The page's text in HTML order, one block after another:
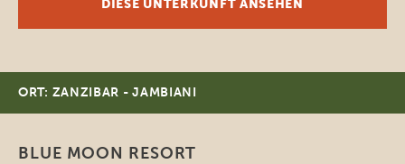
DIESE UNTERKUNFT ANSEHEN
ORT: ZANZIBAR - JAMBIANI
BLUE MOON RESORT